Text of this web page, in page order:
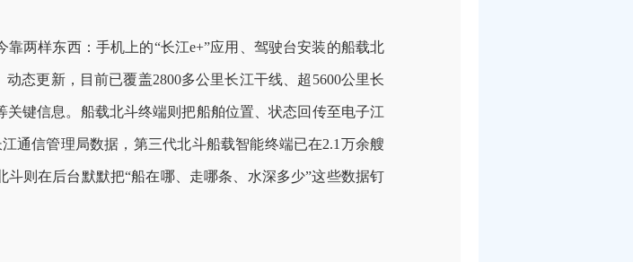
靠两样东西：手机上的“长江e+”应用、驾驶台安装的船载北
动态更新，目前已覆盖2800多公里长江干线、超 5600公里长
键信息。船载北斗终端则把船舶位置、状态回传至电子江
通信管理局数据，第三代北斗船载智能终端已在2.1 万余艘
斗则在后台默默把“船在哪、走哪条、水深多少”这些数据钉